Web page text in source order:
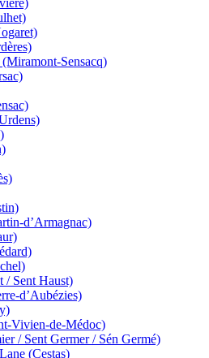
Sensacq)
d’Armagnac)
Sent Haust)
d’Aubézies)
Vivien-de-Médoc)
/ Sent Germer / Sén Germé)
(Cestas)